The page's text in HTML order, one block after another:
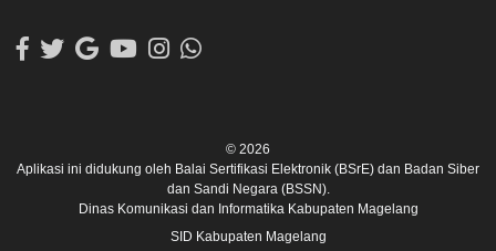
© 2026
Aplikasi ini didukung oleh Balai Sertifikasi Elektronik (BSrE) dan Badan Siber
dan Sandi Negara (BSSN).
Dinas Komunikasi dan Informatika Kabupaten Magelang
SID Kabupaten Magelang